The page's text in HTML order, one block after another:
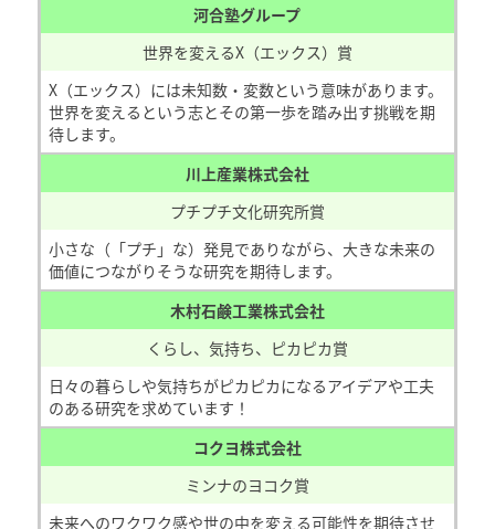
河合塾グループ
世界を変えるX（エックス）賞​
X（エックス）には未知数・変数という意味があります。
世界を変えるという志とその第一歩を踏み出す挑戦を期
待します。
川上産業株式会社
プチプチ文化研究所賞
小さな（「プチ」な）発見でありながら、大きな未来の
価値につながりそうな研究を期待します。
木村石鹸工業株式会社
くらし、気持ち、ピカピカ賞
日々の暮らしや気持ちがピカピカになるアイデアや工夫
のある研究を求めています！
コクヨ株式会社
ミンナのヨコク賞
未来へのワクワク感や世の中を変える可能性を期待させ